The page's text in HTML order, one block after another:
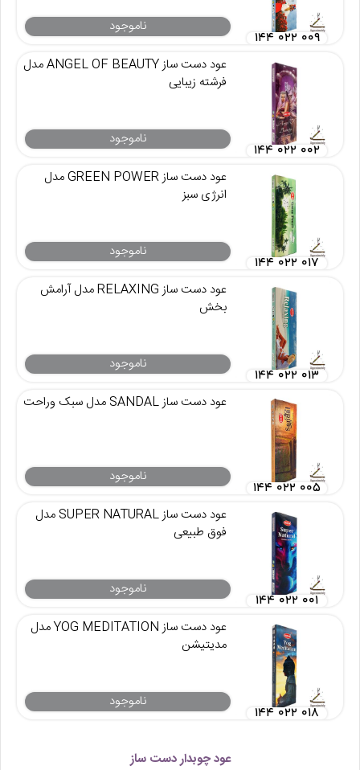
ناموجود
۱۴۴ ۰۲۲ ۰۰۹
عود دست ساز ANGEL OF BEAUTY مدل
فرشته زیبایی
ناموجود
۱۴۴ ۰۲۲ ۰۰۲
عود دست ساز GREEN POWER مدل
انرژی سبز
ناموجود
۱۴۴ ۰۲۲ ۰۱۷
عود دست ساز RELAXING مدل آرامش
بخش
ناموجود
۱۴۴ ۰۲۲ ۰۱۳
عود دست ساز SANDAL مدل سبک وراحت
ناموجود
۱۴۴ ۰۲۲ ۰۰۵
عود دست ساز SUPER NATURAL مدل
فوق طبیعی
ناموجود
۱۴۴ ۰۲۲ ۰۰۱
عود دست ساز YOG MEDITATION مدل
مدیتیشن
ناموجود
۱۴۴ ۰۲۲ ۰۱۸
عود چوبدار دست ساز